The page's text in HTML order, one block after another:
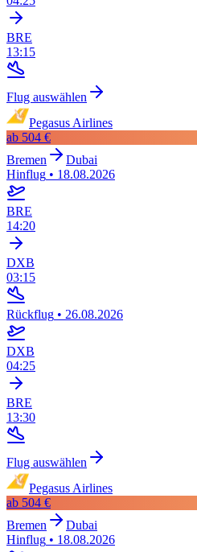
BRE
13:15
Flug auswählen
Pegasus Airlines
ab 504 €
Bremen
Dubai
Hinflug • 18.08.2026
BRE
14:20
DXB
03:15
Rückflug • 26.08.2026
DXB
04:25
BRE
13:30
Flug auswählen
Pegasus Airlines
ab 504 €
Bremen
Dubai
Hinflug • 18.08.2026